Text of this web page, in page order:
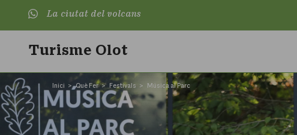
La ciutat del volcans
Turisme Olot
Inici Què Fer Festivals Música al Parc